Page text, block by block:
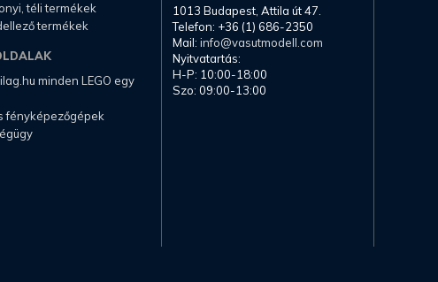
téli termékek
termékek
minden LEGO egy
fényképezőgépek
1013 Budapest, Attila út 47.
Telefon: +36 (1) 686-2350
Mail: info@vasutmodell.com
Nyitvatartás:
H-P: 10:00-18:00
Szo: 09:00-13:00